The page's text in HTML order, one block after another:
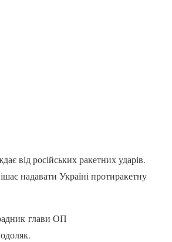
від російських ракетних ударів.
надавати Україні протиракетну
глави ОП